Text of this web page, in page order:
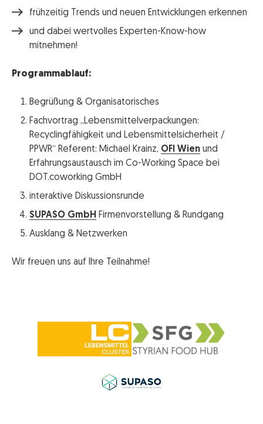
frühzeitig Trends und neuen Entwicklungen erkennen
und dabei wertvolles Experten-Know-how
mitnehmen!
Programmablauf:
Begrüßung & Organisatorisches
Fachvortrag „Lebensmittelverpackungen:
Recyclingfähigkeit und Lebensmittelsicherheit /
PPWR“ Referent: Michael Krainz, OFI Wien und
Erfahrungsaustausch im Co-Working Space bei
DOT.coworking GmbH
interaktive Diskussionsrunde
SUPASO GmbH Firmenvorstellung & Rundgang
Ausklang & Netzwerken
Wir freuen uns auf Ihre Teilnahme!